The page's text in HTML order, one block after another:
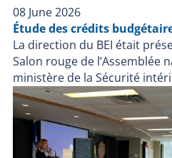
08 June 2026
Étude des crédits
La direction du BEI était
Salon rouge de l’Assemblée
ministère de la Sécurité